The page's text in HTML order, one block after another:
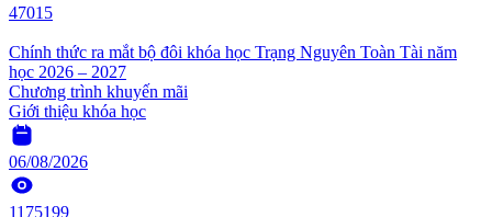
47015
Chính thức ra mắt bộ đôi khóa học Trạng Nguyên Toàn Tài năm
học 2026 – 2027
Chương trình khuyến mãi
Giới thiệu khóa học
06/08/2026
1175199